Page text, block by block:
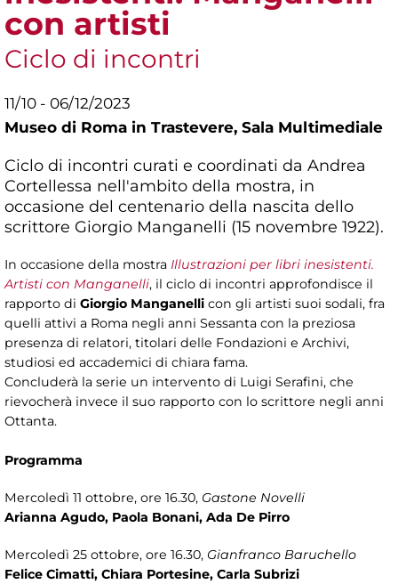
con artisti
Ciclo di incontri
11/10 - 06/12/2023
Museo di Roma in Trastevere, Sala Multimediale
Ciclo di incontri curati e coordinati da Andrea
Cortellessa nell'ambito della mostra, in
occasione del centenario della nascita dello
scrittore Giorgio Manganelli (15 novembre 1922).
In occasione della mostra Illustrazioni per libri inesistenti.
Artisti con Manganelli, il ciclo di incontri approfondisce il
rapporto di Giorgio Manganelli con gli artisti suoi sodali, fra
quelli attivi a Roma negli anni Sessanta con la preziosa
presenza di relatori, titolari delle Fondazioni e Archivi,
studiosi ed accademici di chiara fama.
Concluderà la serie un intervento di Luigi Serafini, che
rievocherà invece il suo rapporto con lo scrittore negli anni
Ottanta.
Programma
Mercoledì 11 ottobre, ore 16.30, Gastone Novelli
Arianna Agudo, Paola Bonani, Ada De Pirro
Mercoledì 25 ottobre, ore 16.30, Gianfranco Baruchello
Felice Cimatti, Chiara Portesine, Carla Subrizi